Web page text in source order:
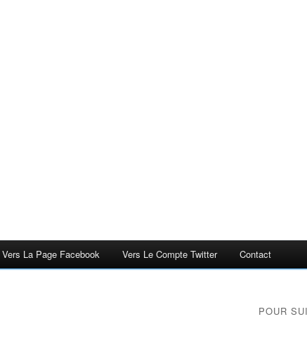
Vers La Page Facebook Vers Le Compte Twitter Contact
POUR